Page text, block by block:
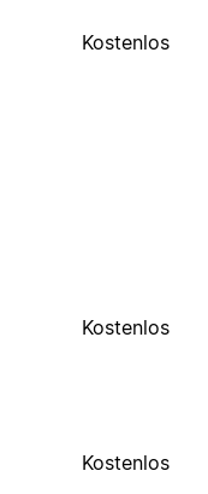
Kostenlos
Kostenlos
Kostenlos